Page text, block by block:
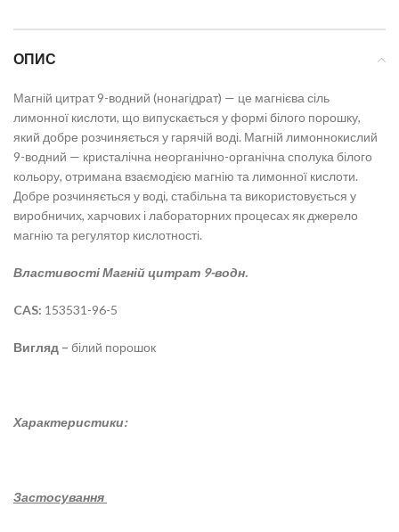
ОПИС
Магній цитрат 9-водний (нонaгідрат) — це магнієва сіль
лимонної кислоти, що випускається у формі білого порошку,
який добре розчиняється у гарячій воді. Магній лимоннокислий
9-водний — кристалічна неорганічно-органічна сполука білого
кольору, отримана взаємодією магнію та лимонної кислоти.
Добре розчиняється у воді, стабільна та використовується у
виробничих, харчових і лабораторних процесах як джерело
магнію та регулятор кислотності.
ВластивостіМагній цитрат 9-водн.
CAS: 153531-96-5
Вигляд – білий порошок
Характеристики:
Застосування